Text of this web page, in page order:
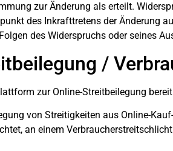
zur Änderung als erteilt.
des Inkrafttretens der Änderung
des Widerspruchs oder seines
/
zur Online-Streitbeilegung
von Streitigkeiten aus Online-
an einem